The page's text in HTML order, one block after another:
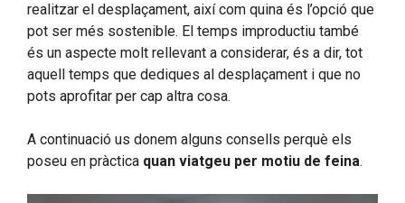
realitzar el desplaçament, així com quina és l’opció que
pot ser més sostenible. El temps improductiu també
és un aspecte molt rellevant a considerar, és a dir, tot
aquell temps que dediques al desplaçament i que no
pots aprofitar per cap altra cosa.
A continuació us donem alguns consells perquè els
poseu en pràctica quan viatgeu per motiu de feina.